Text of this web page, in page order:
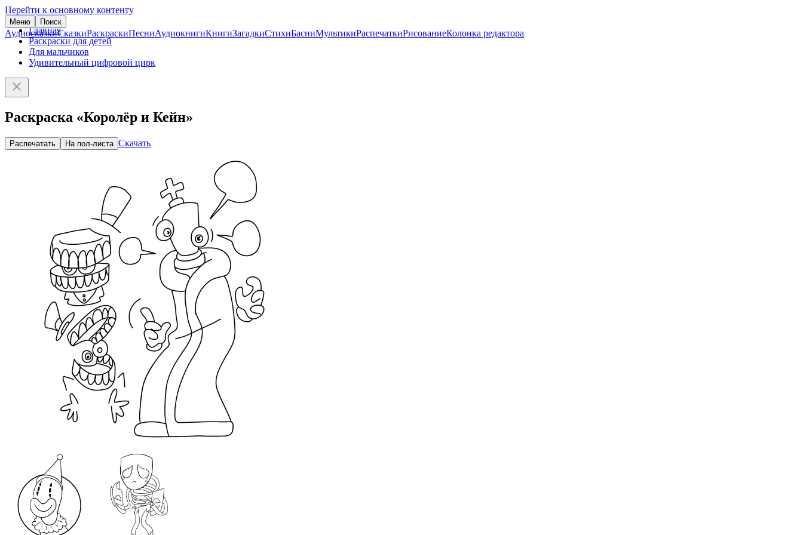
Перейти к основному контенту
Меню Поиск
АудиосказкиСказкиРаскраскиПесниАудиокнигиКнигиЗагадкиСтихиБасниМультикиРаспечаткиРисованиеКолонка редактора
Главная
Раскраски для детей
Для мальчиков
Удивительный цифровой цирк
Раскраска «Королёр и Кейн»
Распечатать На пол-листа Скачать